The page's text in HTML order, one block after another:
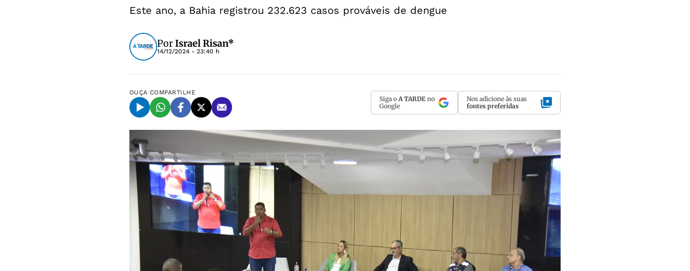
Este ano, a Bahia registrou 232.623 casos prováveis de dengue
PorIsrael Risan*
14/12/2024 - 23:40 h
OUÇA COMPARTILHE
Siga o A TARDE no
Google
Nos adicione às suas
fontes preferidas